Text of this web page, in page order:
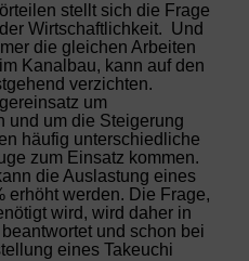
stellt sich die Frage
Wirtschaftlichkeit. Und
die gleichen Arbeiten
Kanalbau, kann auf den
verzichten.
um
und um die Steigerung
häufig unterschiedliche
zum Einsatz kommen.
die Auslastung eines
erhöht werden. Die Frage,
wird, wird daher in
und schon bei
eines Takeuchi